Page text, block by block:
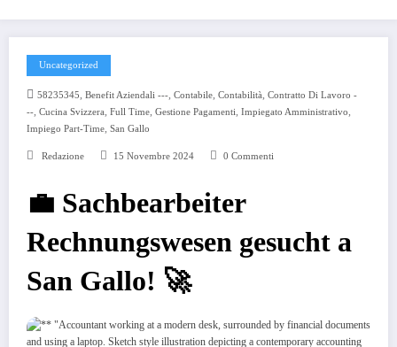
Uncategorized
58235345, Benefit Aziendali ---, Contabile, Contabilità, Contratto Di Lavoro -
--, Cucina Svizzera, Full Time, Gestione Pagamenti, Impiegato Amministrativo,
Impiego Part-Time, San Gallo
Redazione 15 Novembre 2024 0 Commenti
💼 Sachbearbeiter
Rechnungswesen gesucht a
San Gallo! 🚀